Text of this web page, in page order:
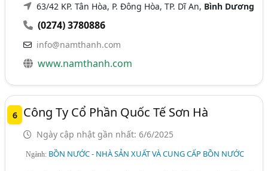
63/42 KP. Tân Hòa, P. Đông Hòa, TP. Dĩ An, Bình Dương
(0274) 3780886
info@namthanh.com
www.namthanh.com
6 Công Ty Cổ Phần Quốc Tế Sơn Hà
Ngày cập nhật gần nhất: 6/6/2025
Ngành: BỒN NƯỚC - NHÀ SẢN XUẤT VÀ CUNG CẤP BỒN NƯỚC